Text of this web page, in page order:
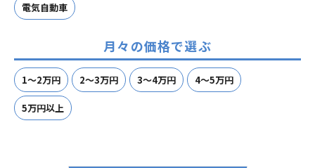
電気自動車
月々の価格で選ぶ
1～2万円 2～3万円 3～4万円 4～5万円
5万円以上